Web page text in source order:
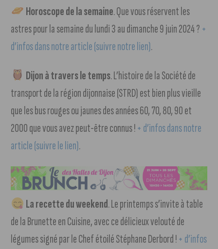
Horoscope de la semaine. Que vous réservent les
astres pour la semaine du lundi 3 au dimanche 9 juin 2024 ? +
d’infos dans notre article (suivre notre lien).
Dijon à travers le temps. L’histoire de la Société de
transport de la région dijonnaise (STRD) est bien plus vieille
que les bus rouges ou jaunes des années 60, 70, 80, 90 et
2000 que vous avez peut-être connus !+ d’infos dans notre
article (suivre le lien).
La recette du weekend. Le printemps s’invite à table
de la Brunette en Cuisine, avec ce délicieux velouté de
légumes signé par le Chef étoilé Stéphane Derbord !+ d’infos